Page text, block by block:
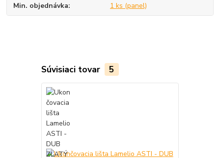
Min. objednávka 1 ks (panel)
Súvisiaci tovar 5